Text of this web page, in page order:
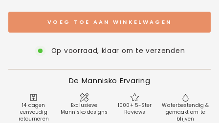
VOEG TOE AAN WINKELWAGEN
Op voorraad, klaar om te verzenden
De Mannisko Ervaring
14 dagen
eenvoudig
retourneren
Exclusieve
Mannisko designs
1000+ 5-Ster
Reviews
Waterbestendig &
gemaakt om te
blijven